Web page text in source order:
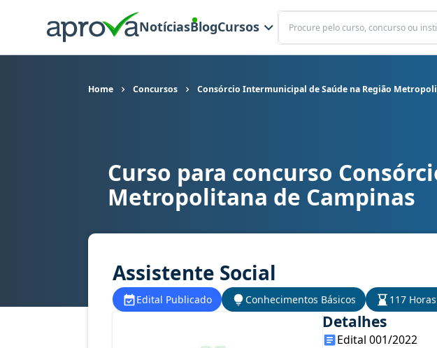
NotíciasBlogCursos
Buscar
Home Concursos Consórcio Intermunicipal de Saúde na Região
Curso para concurso CISMETRO - Consórcio Intermunicipal de Saúde
Curso para concurso
Metropolitana de Campinas
Assistente Social
Edital Publicado Conhecimentos Básicos 117
Detalhes
Edital 001/2022